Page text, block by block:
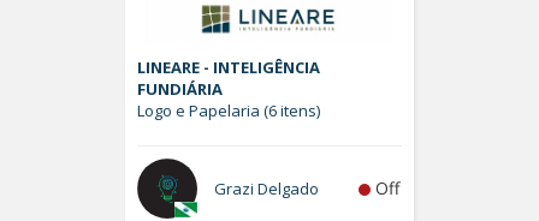
LINEARE - INTELIGÊNCIA
FUNDIÁRIA
Logo e Papelaria (6 itens)
Grazi Delgado Off